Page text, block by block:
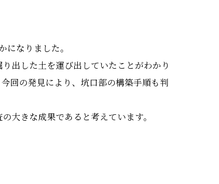
なりました。
出した土を運び出していたことがわかり
回の発見により、坑口部の構築手順も判
大きな成果であると考えています。